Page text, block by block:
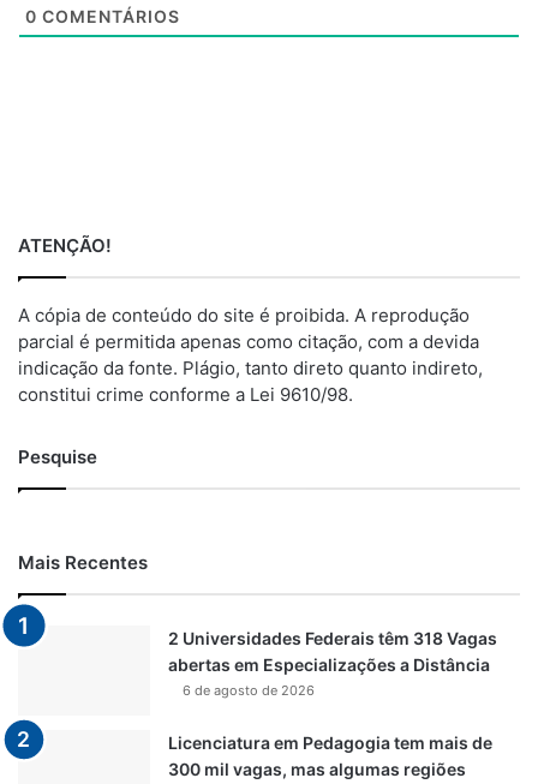
0 COMENTÁRIOS
ATENÇÃO!
A cópia de conteúdo do site é proibida. A reprodução
parcial é permitida apenas como citação, com a devida
indicação da fonte. Plágio, tanto direto quanto indireto,
constitui crime conforme a Lei 9610/98.
Pesquise
Mais Recentes
2 Universidades Federais têm 318 Vagas
abertas em Especializações a Distância
6 de agosto de 2026
Licenciatura em Pedagogia tem mais de
300 mil vagas, mas algumas regiões